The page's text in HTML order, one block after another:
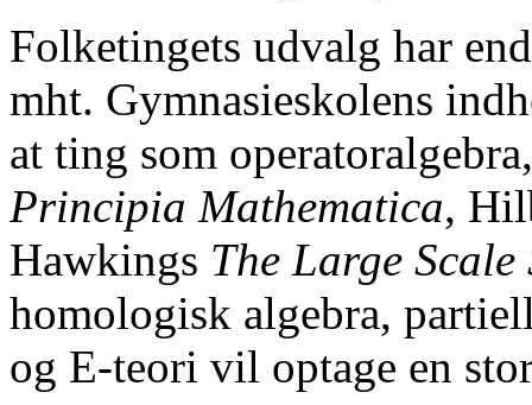
Folketingets udvalg har
mht. Gymnasieskolens
at ting som
Principia Mathematica,
Hawkings The Large
homologisk algebra,
og E-teori vil optage en